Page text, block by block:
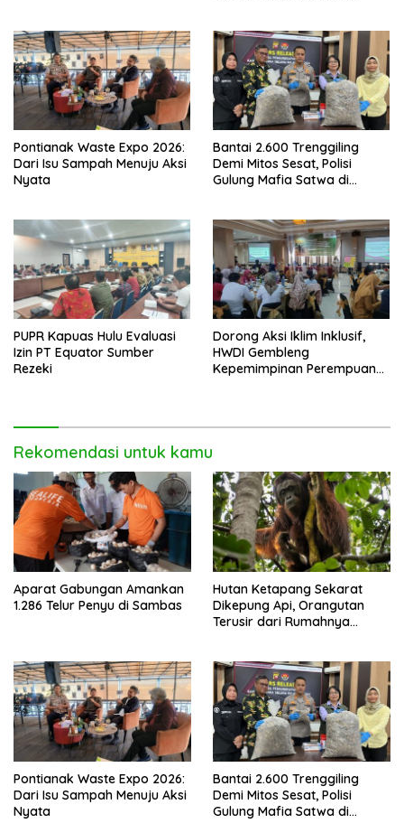
Pontianak Waste Expo 2026:
Dari Isu Sampah Menuju Aksi
Nyata
Bantai 2.600 Trenggiling
Demi Mitos Sesat, Polisi
Gulung Mafia Satwa di
PUPR Kapuas Hulu Evaluasi
Izin PT Equator Sumber
Rezeki
Dorong Aksi Iklim Inklusif,
HWDI Gembleng
Kepemimpinan Perempuan
Rekomendasi untuk kamu
Aparat Gabungan Amankan
1.286 Telur Penyu di Sambas
Hutan Ketapang Sekarat
Dikepung Api, Orangutan
Terusir dari Rumahnya
Pontianak Waste Expo 2026:
Dari Isu Sampah Menuju Aksi
Nyata
Bantai 2.600 Trenggiling
Demi Mitos Sesat, Polisi
Gulung Mafia Satwa di